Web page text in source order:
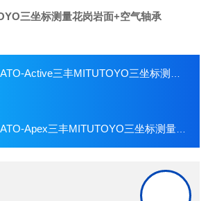
三坐标测量花岗岩面+空气轴承
Active三丰MITUTOYO三坐标测量CNC全自动降低误差
Apex三丰MITUTOYO三坐标测量0.00002mm超微显示